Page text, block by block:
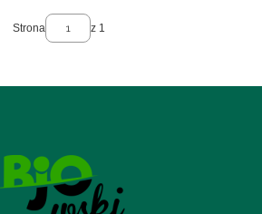
Strona z 1